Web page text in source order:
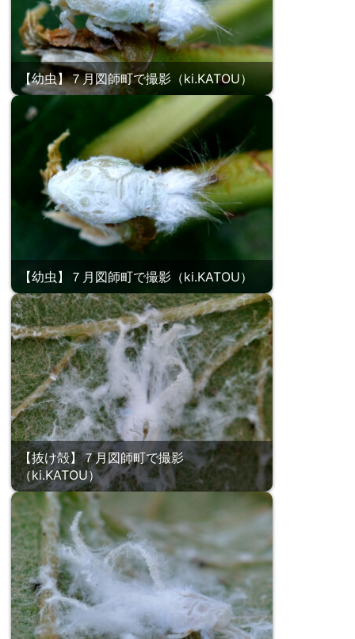
【幼虫】７月図師町で撮影（ki.KATOU）
【幼虫】７月図師町で撮影（ki.KATOU）
【抜け殻】７月図師町で撮影
（ki.KATOU）